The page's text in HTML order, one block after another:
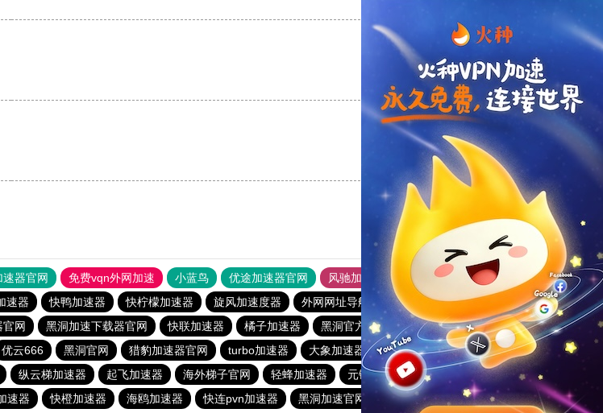
支持 [0] 反对 [0]
支持
速器官网 免费vqn外网加速 小蓝鸟 优途加速器官网 风驰加速器
旋风加速器
速器 快鸭加速器 快柠檬加速器 旋风加速度器 外网网址导航 软件中心 雷霆加速
狂飙加速器
官网 黑洞加速下载器官网 快联加速器 橘子加速器 黑洞官方加速器
2023免费加速神器
优云666 黑洞官网 猎豹加速器官网 turbo加速器 大象加速器 雷霆加速免费永久
橘子加速器
纵云梯加速器 起飞加速器 海外梯子官网 轻蜂加速器 元链加速器 CC加速器
大象加速器
速器 快橙加速器 海鸥加速器 快连pvn加速器 黑洞加速官网 白鲸加速器 十大免费网络加速神器